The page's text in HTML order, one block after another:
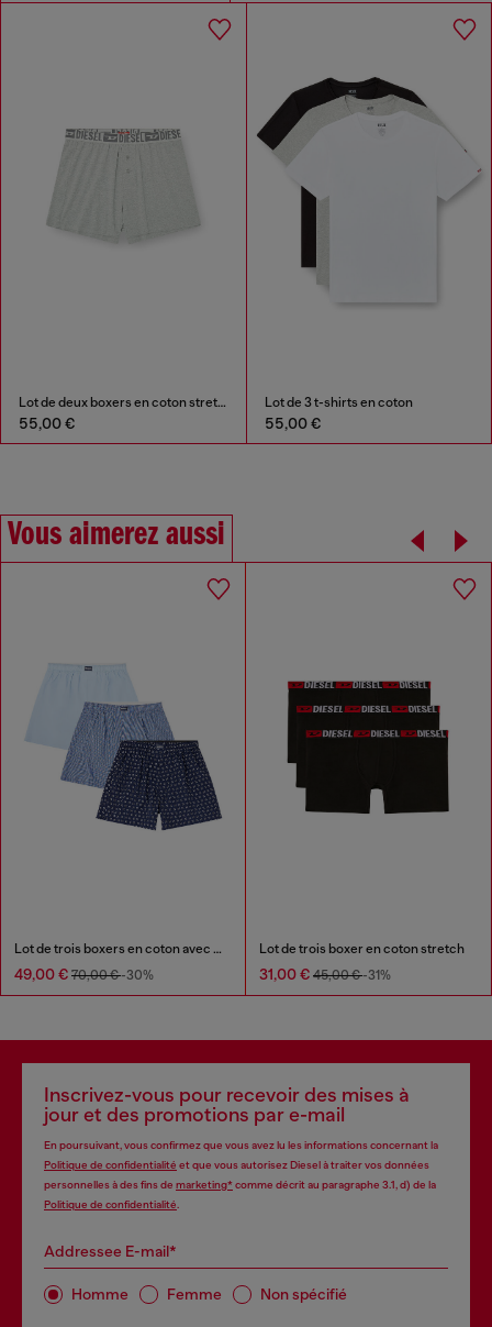
Lot de deux boxers en coton stretch
55,00 €
Lot de 3 t-shirts en coton
55,00 €
Vous aimerez aussi
Lot de trois boxers en coton avec imprimé intégral
49,00 € 70,00 €-30%
Lot de trois boxer en coton stretch
31,00 € 45,00 €-31%
Inscrivez-vous pour recevoir des mises à
jour et des promotions par e-mail
En poursuivant, vous confirmez que vous avez lu les informations concernant la
Politique de confidentialité et que vous autorisez Diesel à traiter vos données
personnelles à des fins de marketing*comme décrit au paragraphe 3.1, d) de la
Politique de confidentialité
Addressee E-mail*
Homme Femme Non spécifié